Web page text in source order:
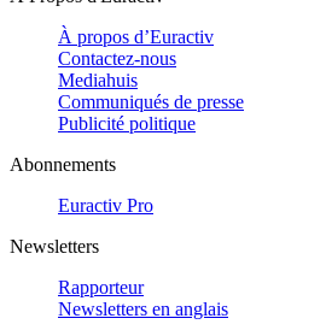
À propos d’Euractiv
Contactez-nous
Mediahuis
Communiqués de presse
Publicité politique
Abonnements
Euractiv Pro
Newsletters
Rapporteur
Newsletters en anglais